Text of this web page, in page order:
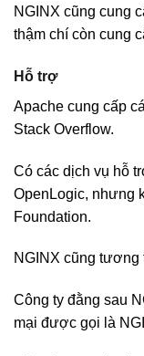
NGINX cũng cung
thậm chí còn cung
Hỗ trợ
Apache cung cấp
Stack Overflow.
Có các dịch vụ hỗ
OpenLogic, nhưng
Foundation.
NGINX cũng
Công ty đằng sau
mại được gọi là